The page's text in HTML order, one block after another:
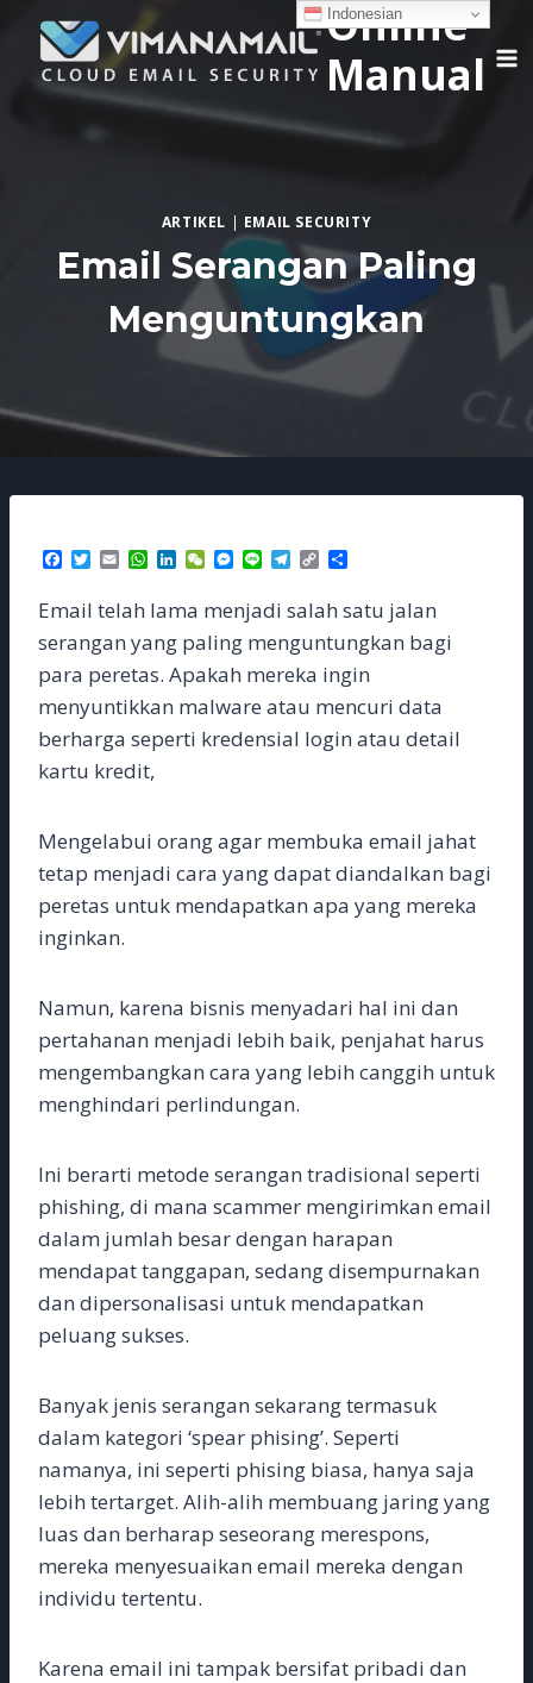
content
Online
Manual
ARTIKEL | EMAIL SECURITY
Email Serangan Paling
Menguntungkan
e
b
o
o
T
i
t
t
e
r
E
a
i
l
W
a
t
s
A
p
L
k
e
d
I
n
W
h
a
t
M
s
e
n
g
r
L
n
e
T
e
g
r
a
C
p
y
L
i
n
r
e
Email telah lama menjadi salah satu jalan
serangan yang paling menguntungkan bagi
para peretas. Apakah mereka ingin
menyuntikkan malware atau mencuri data
berharga seperti kredensial login atau detail
kartu kredit,
Mengelabui orang agar membuka email jahat
tetap menjadi cara yang dapat diandalkan bagi
peretas untuk mendapatkan apa yang mereka
inginkan.
Namun, karena bisnis menyadari hal ini dan
pertahanan menjadi lebih baik, penjahat harus
mengembangkan cara yang lebih canggih untuk
menghindari perlindungan.
Ini berarti metode serangan tradisional seperti
phishing, di mana scammer mengirimkan email
dalam jumlah besar dengan harapan
mendapat tanggapan, sedang disempurnakan
dan dipersonalisasi untuk mendapatkan
peluang sukses.
Banyak jenis serangan sekarang termasuk
dalam kategori ‘spear phising’. Seperti
namanya, ini seperti phising biasa, hanya saja
lebih tertarget. Alih-alih membuang jaring yang
luas dan berharap seseorang merespons,
mereka menyesuaikan email mereka dengan
individu tertentu.
Karena email ini tampak bersifat pribadi dan
Indonesian